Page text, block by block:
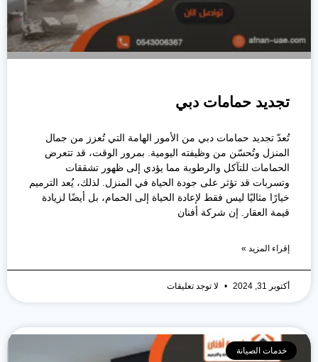
تجديد حمامات دبي
تُعدّ تجديد حمامات دبي من الأمور الهامة التي تُعزز من جمال
المنزل وتُحسّن من وظيفته اليومية. بمرور الوقت، قد تتعرض
الحمامات للتآكل والرطوبة مما يؤدي إلى ظهور تشققات
وتسربات قد تؤثر على جودة الحياة في المنزل. لذلك، يُعد الترميم
خيارًا مثاليًا ليس فقط لإعادة الحياة إلى الحمام، بل أيضًا لزيادة
قيمة العقار. إن شركة أفنان
إقراء المزيد »
أكتوبر 31, 2024 لا توجد تعليقات
خدمات الصيانة